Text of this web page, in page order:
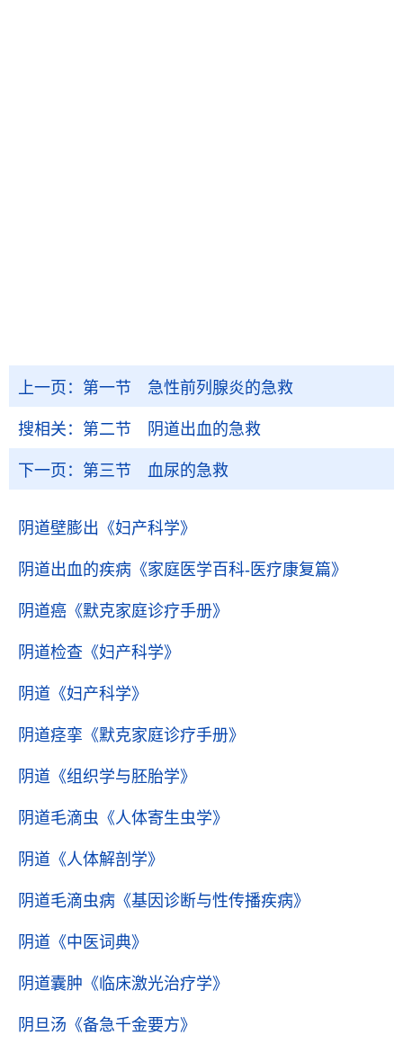
上一页： 第一节 急性前列腺炎的急救
搜相关： 第二节 阴道出血的急救
下一页： 第三节 血尿的急救
阴道壁膨出 《妇产科学》
阴道出血的疾病 《家庭医学百科-医疗康复篇》
阴道癌 《默克家庭诊疗手册》
阴道检查 《妇产科学》
阴道 《妇产科学》
阴道痉挛 《默克家庭诊疗手册》
阴道 《组织学与胚胎学》
阴道毛滴虫 《人体寄生虫学》
阴道 《人体解剖学》
阴道毛滴虫病 《基因诊断与性传播疾病》
阴道 《中医词典》
阴道囊肿 《临床激光治疗学》
阴旦汤 《备急千金要方》